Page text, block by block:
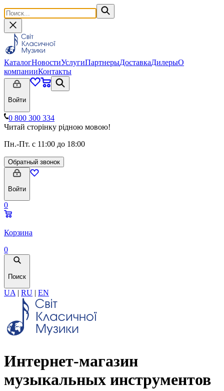
КаталогНовостиУслугиПартнерыДоставкаДилерыО
компанииКонтакты
Войти
0 800 300 334
Читай сторінку рідною мовою!
Пн.-Пт. с 11:00 до 18:00
Обратный звонок
Войти
0
Корзина
0
Поиск
UA | RU | EN
Интернет-магазин
музыкальных инструментов